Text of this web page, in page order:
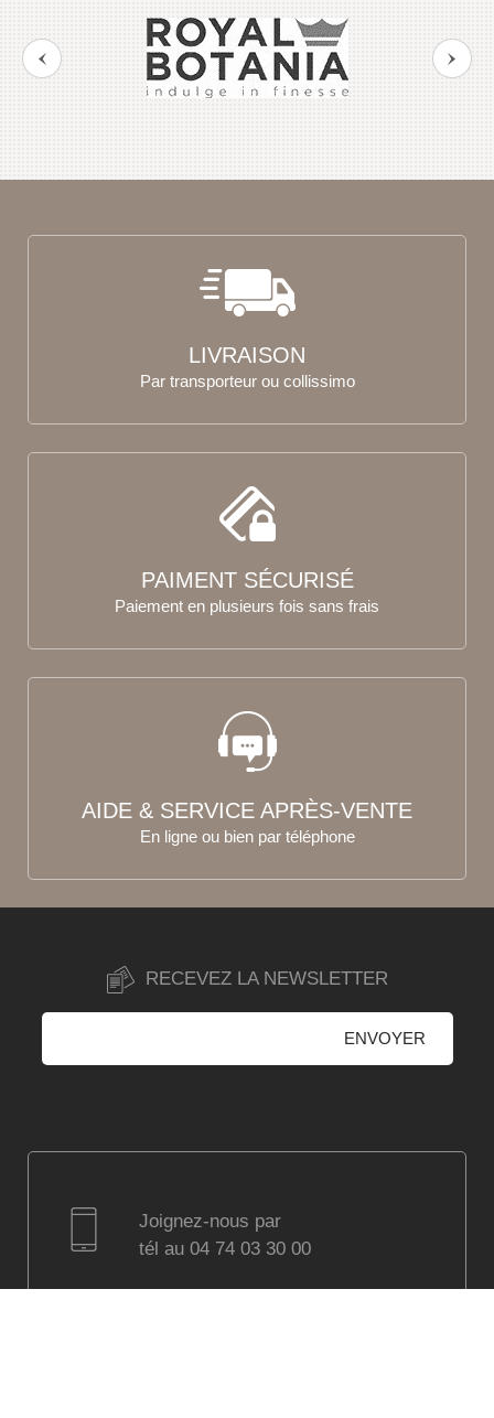
LIVRAISON
Par transporteur ou collissimo
PAIMENT SÉCURISÉ
Paiement en plusieurs fois sans frais
AIDE & SERVICE APRÈS-VENTE
En ligne ou bien par téléphone
RECEVEZ LA NEWSLETTER
Joignez-nous par
tél au 04 74 03 30 00